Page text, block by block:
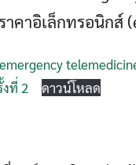
คาอิเล็กทรอนิกส์
ที่ 2
ดาวน์โหลด